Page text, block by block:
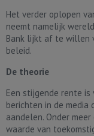
Het verder oplopen
neemt namelijk
Bank lijkt af te willen
beleid.
De theorie
Een stijgende rente
berichten in de
aandelen. Onder
waarde van